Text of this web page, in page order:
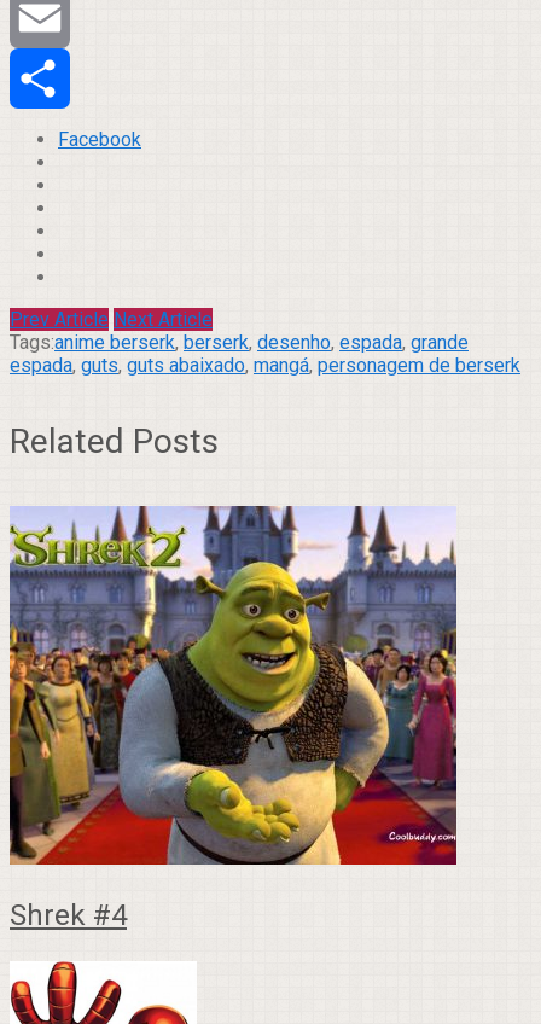
Tumblr
Email
Compartilhar
Facebook
Prev Article Next Article
Tags:anime berserk, berserk, desenho, espada, grande
espada, guts, guts abaixado, mangá, personagem de berserk
Related Posts
Shrek #4